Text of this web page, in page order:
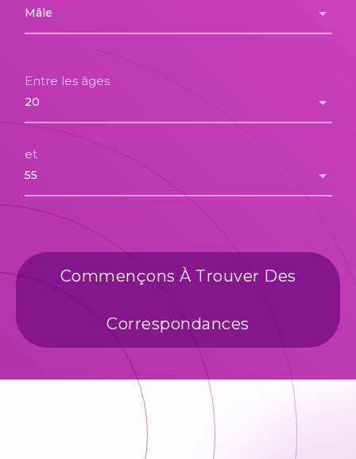
Entre les âges
et
Commençons À Trouver Des
Correspondances